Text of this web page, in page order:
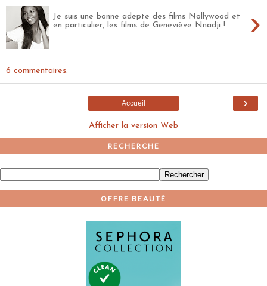
›
Je suis une bonne adepte des films Nollywood et
en particulier, les films de Geneviève Nnadji !
6 commentaires:
›
Accueil
Afficher la version Web
RECHERCHE
OFFRE BEAUTÉ